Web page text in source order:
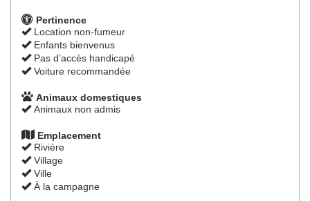
Pertinence
Location non-fumeur
Enfants bienvenus
Pas d’accès handicapé
Voiture recommandée
Animaux domestiques
Animaux non admis
Emplacement
Rivière
Village
Ville
À la campagne